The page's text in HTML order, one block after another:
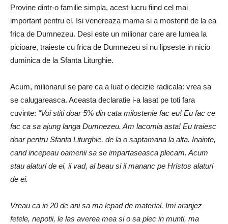
Provine dintr-o familie simpla, acest lucru fiind cel mai
important pentru el. Isi venereaza mama si a mostenit de la ea
frica de Dumnezeu. Desi este un milionar care are lumea la
picioare, traieste cu frica de Dumnezeu si nu lipseste in nicio
duminica de la Sfanta Liturghie.
Acum, milionarul se pare ca a luat o decizie radicala: vrea sa
se calugareasca. Aceasta declaratie i-a lasat pe toti fara
cuvinte: “Voi stiti doar 5% din cata milostenie fac eu! Eu fac ce
fac ca sa ajung langa Dumnezeu. Am lacomia asta! Eu traiesc
doar pentru Sfanta Liturghie, de la o saptamana la alta. Inainte,
cand incepeau oamenii sa se impartaseasca plecam. Acum
stau alaturi de ei, ii vad, al beau si il mananc pe Hristos alaturi
de ei.
Vreau ca in 20 de ani sa ma lepad de material. Imi aranjez
fetele, nepotii, le las averea mea si o sa plec in munti, ma